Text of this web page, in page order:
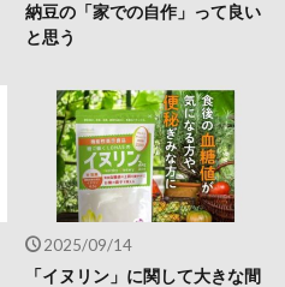
納豆の「家での自作」って良い
と思う
2025/09/14
「イヌリン」に関して大きな間